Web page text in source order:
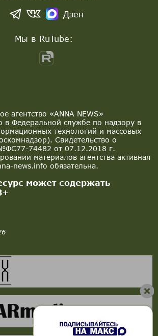
агентство «ANNA NEWS»
в Федеральной службе по надзору в
технологий и массовых
Свидетельство о
74482 от 07.12.2018 г.
материалов агентства активная
news.info обязательна.
может содержать
Дзен
Мы в RuTube: